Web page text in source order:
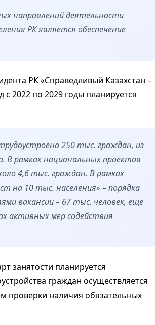
направлений деятельности
РК является обеспечение
РК «Справедливый Казахстан –
с 2022 по 2029 годы планируется
250 тыс. граждан, из
В рамках национальных проектов
4,6 тыс. граждан. В рамках
на 10 тыс. населения» – порядка
вакансии – 67 тыс. человек, еще
активных мер содействия
занятости планируется
граждан осуществляется
проверки наличия обязательных